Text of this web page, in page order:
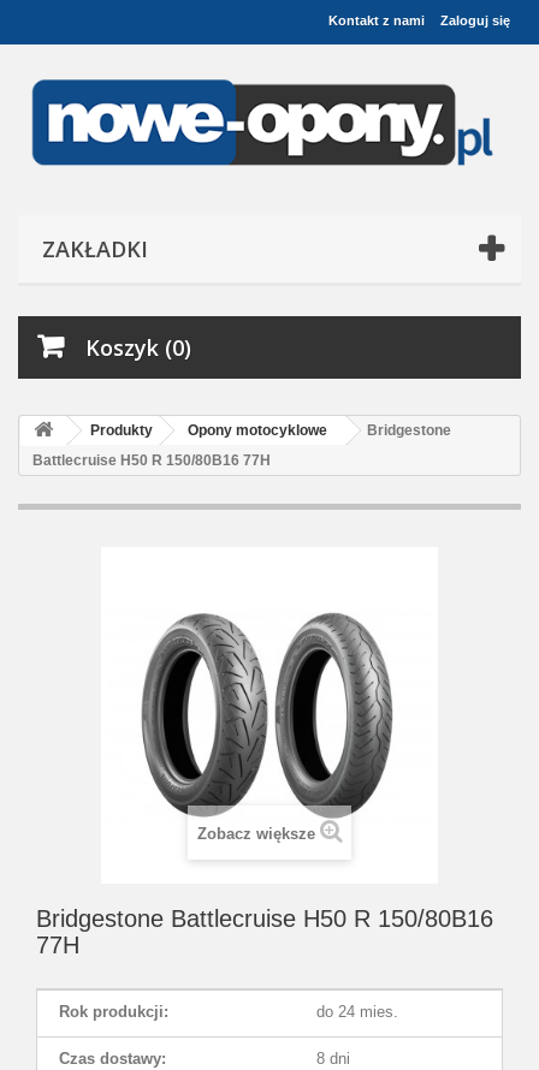
Zaloguj się
Kontakt z nami
ZAKŁADKI
Koszyk (0)
Produkty Opony motocyklowe
Bridgestone
Battlecruise H50 R 150/80B16 77H
Zobacz większe
Bridgestone Battlecruise H50 R 150/80B16
77H
Rok produkcji: do 24 mies.
Czas dostawy: 8 dni